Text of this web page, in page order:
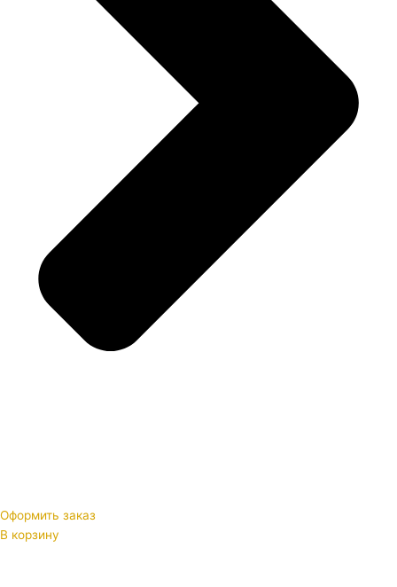
Оформить заказ
В корзину